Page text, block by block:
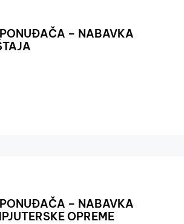
– NABAVKA
– NABAVKA
OPREME